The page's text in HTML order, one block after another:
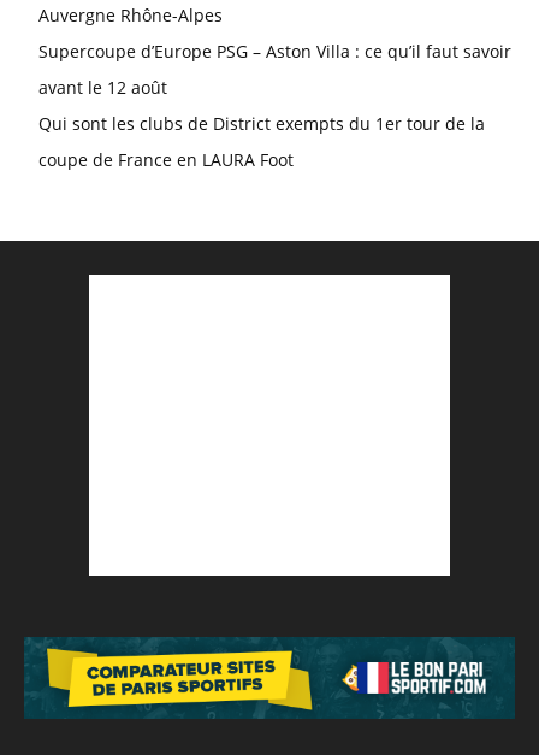
Auvergne Rhône-Alpes
Supercoupe d’Europe PSG – Aston Villa : ce qu’il faut savoir
avant le 12 août
Qui sont les clubs de District exempts du 1er tour de la
coupe de France en LAURA Foot